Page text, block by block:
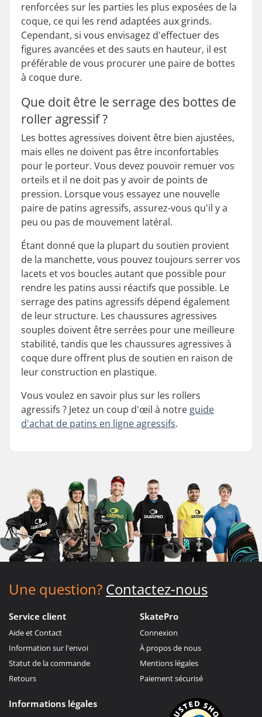
renforcées sur les parties les plus exposées de la
coque, ce qui les rend adaptées aux grinds.
Cependant, si vous envisagez d'effectuer des
figures avancées et des sauts en hauteur, il est
préférable de vous procurer une paire de bottes
à coque dure.
Que doit être le serrage des bottes de
roller agressif ?
Les bottes agressives doivent être bien ajustées,
mais elles ne doivent pas être inconfortables
pour le porteur. Vous devez pouvoir remuer vos
orteils et il ne doit pas y avoir de points de
pression. Lorsque vous essayez une nouvelle
paire de patins agressifs, assurez-vous qu'il y a
peu ou pas de mouvement latéral.
Étant donné que la plupart du soutien provient
de la manchette, vous pouvez toujours serrer vos
lacets et vos boucles autant que possible pour
rendre les patins aussi réactifs que possible. Le
serrage des patins agressifs dépend également
de leur structure. Les chaussures agressives
souples doivent être serrées pour une meilleure
stabilité, tandis que les chaussures agressives à
coque dure offrent plus de soutien en raison de
leur construction en plastique.
Vous voulez en savoir plus sur les rollers
agressifs ? Jetez un coup d'œil à notre guide
d'achat de patins en ligne agressifs.
Une question? Contactez-nous
Service client
Aide et Contact
Information sur l'envoi
Statut de la commande
Retours
SkatePro
Connexion
À propos de nous
Mentions légales
Paiement sécurisé
Informations légales